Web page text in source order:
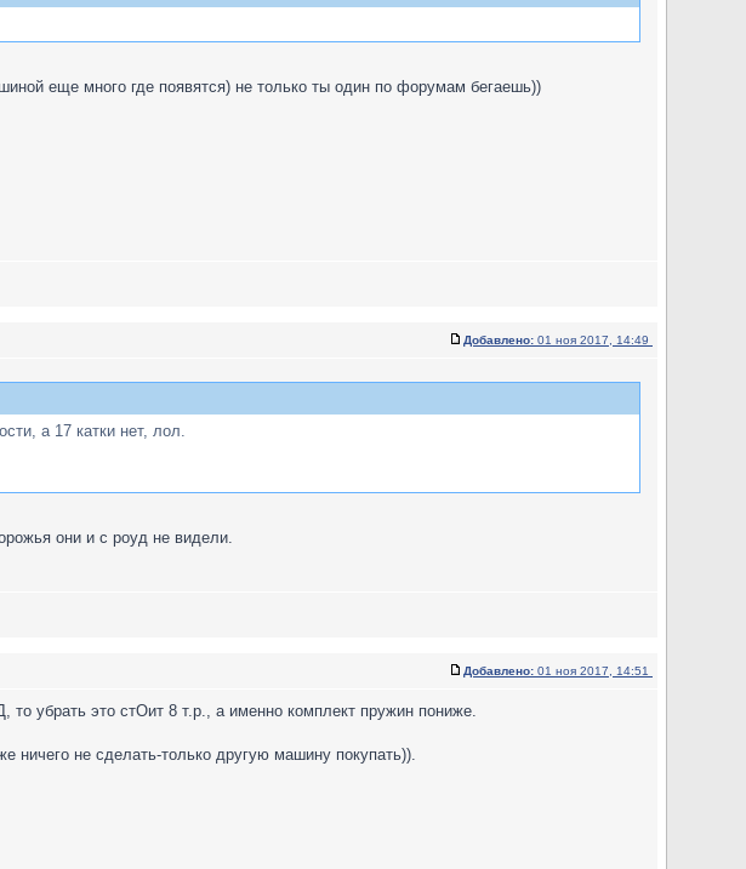
еще много где появятся) не только ты один по форумам бегаешь))
Добавлено: 01 ноя 2017, 14:49
а 17 катки нет, лол.
они и с роуд не видели.
Добавлено: 01 ноя 2017, 14:51
убрать это стОит 8 т.р., а именно комплект пружин пониже.
ничего не сделать-только другую машину покупать)).